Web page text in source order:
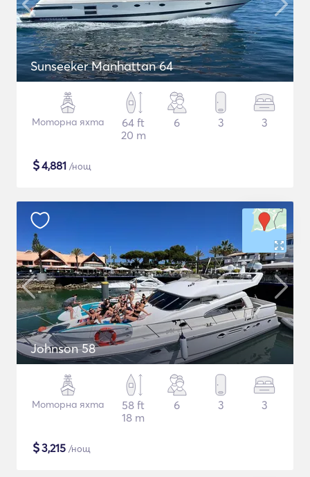
Sunseeker Manhattan 64
Моторна яхта
64 ft
20 m
6 3 3
$4,881 /нощ
Johnson 58
Моторна яхта
58 ft
18 m
6 3 3
$3,215 /нощ